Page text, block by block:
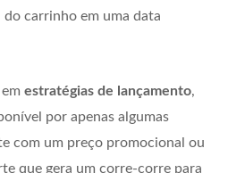
carrinho em uma data
estratégias de lançamento,
por apenas algumas
com um preço promocional ou
que gera um corre-corre para